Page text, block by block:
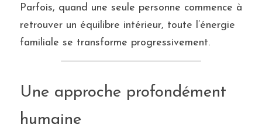
Parfois, quand une seule personne commence à
retrouver un équilibre intérieur, toute l’énergie
familiale se transforme progressivement.
Une approche profondément
humaine